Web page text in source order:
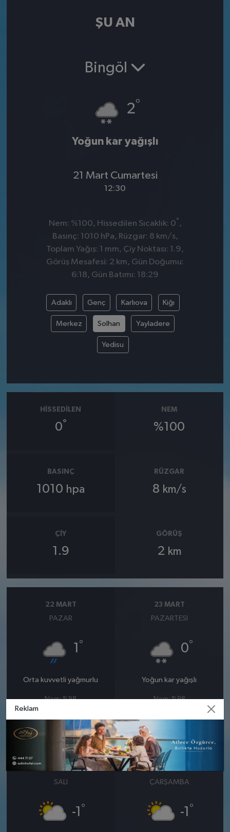
ŞU AN
Bingöl
2°
Yoğun kar yağışlı
21 Mart Cumartesi
12:30
Nem: %100, Hissedilen Sıcaklık: 0° ,
Basınç: 1010 hPa, Rüzgar: 8 km/s,
Toplam Yağış: 1 mm, Çiy Noktası: 1.9,
Görüş Mesafesi: 2 km, Gün Doğumu:
6:18, Gün Batımı: 18:29
Adaklı Genç Karlıova Kiğı
Merkez Solhan Yayladere
Yedisu
HISSEDILEN
0°
NEM
%100
BASINÇ
1010 hpa
RÜZGAR
8 km/s
ÇIY
1.9
GÖRÜŞ
2 km
22 MART
PAZAR
1 °
Orta kuvvetli yağmurlu
Nem: %98
Rüzgar: 15 km/h
Yağış Olasılığı: %89
Kar Olasılığı: %32
23 MART
PAZARTESI
0°
Yoğun kar yağışlı
Nem: %98
Yağış Olasılığı: %87
Kar Olasılığı: %43
24 MART
SALI
-1 °
25 MART
ÇARŞAMBA
-1 °
Reklam